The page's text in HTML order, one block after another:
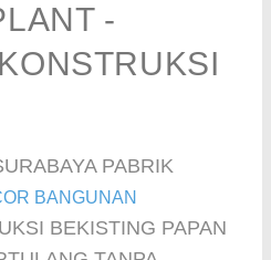
-
PABRIK
BANGUNAN
BEKISTING PAPAN